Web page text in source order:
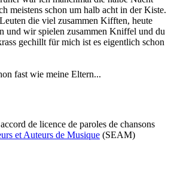
meistens schon um halb acht in der Kiste.
die viel zusammen Kifften, heute
und wir spielen zusammen Kniffel und du
gechillt für mich ist es eigentlich schon
fast wie meine Eltern...
de licence de paroles de chansons
et Auteurs de Musique (SEAM)